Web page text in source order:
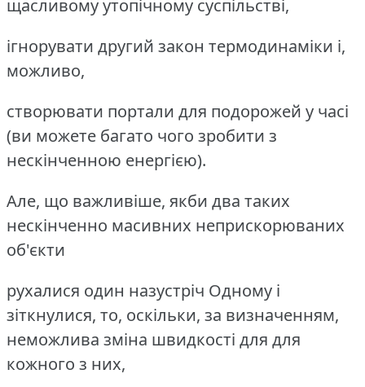
щасливому утопічному суспільстві,
ігнорувати другий закон термодинаміки і,
можливо,
створювати портали для подорожей у часі
(ви можете багато чого зробити з
нескінченною енергією).
Але, що важливіше, якби два таких
нескінченно масивних неприскорюваних
об'єкти
рухалися один назустріч Одному і
зіткнулися, то, оскільки, за визначенням,
неможлива зміна швидкості для для
кожного з них,